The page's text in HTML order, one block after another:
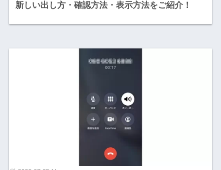
新しい出し方・確認方法・表示方法をご紹介！